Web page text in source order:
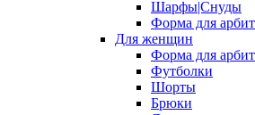
Шарфы|Снуды
Форма для
Для женщин
Форма для
Футболки
Шорты
Брюки